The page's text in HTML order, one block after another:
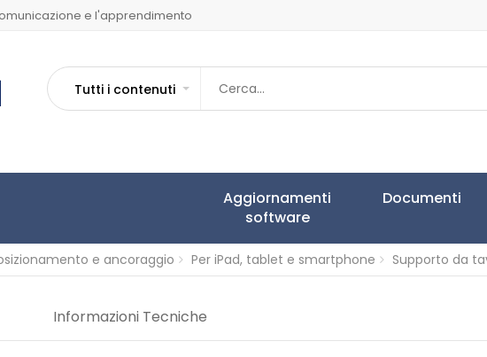
e l'apprendimento
Tutti i contenuti
Aggiornamenti
software
Documenti
e ancoraggio Per iPad, tablet e smartphone Supporto da
Informazioni Tecniche